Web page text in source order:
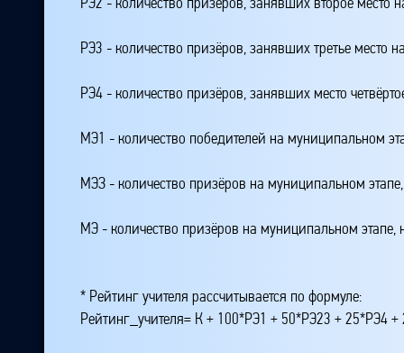
РЭ3 - количество призёров, занявших третье место
РЭ4 - количество призёров, занявших место
МЭ1 - количество победителей на муниципальном
МЭЗ - количество призёров на муниципальном
МЭ - количество призёров на муниципальном
* Рейтинг учителя рассчитывается по формуле:
Рейтинг_учителя= К + 100*РЭ1 + 50*РЭ23 +